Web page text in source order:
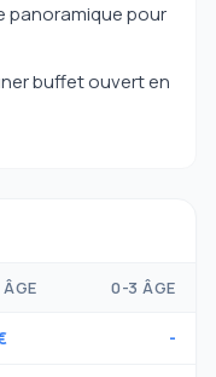
panoramique pour
buffet ouvert en
0-3 ÂGE
-